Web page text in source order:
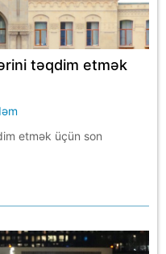
təqdim etmək
etmək üçün son